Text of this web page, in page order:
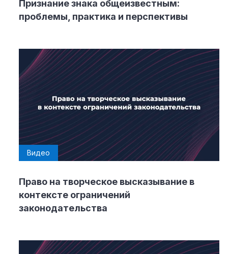
Признание знака общеизвестным:
проблемы, практика и перспективы
Видео
Право на творческое высказывание в
контексте ограничений
законодательства